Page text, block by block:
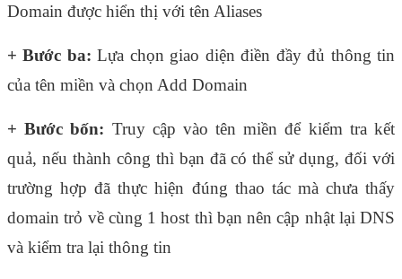
Domain được hiển thị với tên Aliases
+ Bước ba: Lựa chọn giao diện điền đầy đủ thông tin
của tên miền và chọn Add Domain
+ Bước bốn: Truy cập vào tên miền để kiểm tra kết
quả, nếu thành công thì bạn đã có thể sử dụng, đối với
trường hợp đã thực hiện đúng thao tác mà chưa thấy
domain trỏ về cùng 1 host thì bạn nên cập nhật lại DNS
và kiểm tra lại thông tin